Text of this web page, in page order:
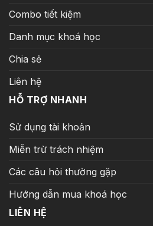
Combo tiết kiệm
Danh mục khoá học
Chia sẻ
Liên hệ
HỖ TRỢ NHANH
Sử dụng tài khoản
Miễn trừ trách nhiệm
Các câu hỏi thường gặp
Hướng dẫn mua khoá học
LIÊN HỆ